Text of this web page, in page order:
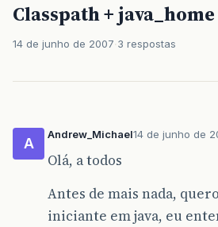
Classpath +
14 de junho de 2007 3 respostas
A
Andrew_Michael14 de junho de
Olá, a todos
Antes de mais nada,
iniciante em java, eu